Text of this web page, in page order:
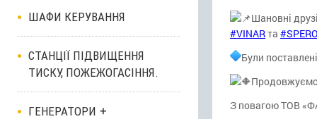
ШАФИ КЕРУВАННЯ
СТАНЦІЇ ПІДВИЩЕННЯ
ТИСКУ, ПОЖЕЖОГАСІННЯ.
ГЕНЕРАТОРИ
Шановні
#VINARта
Були
З повагою ТОВ